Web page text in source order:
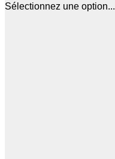
Sélectionnez une option...